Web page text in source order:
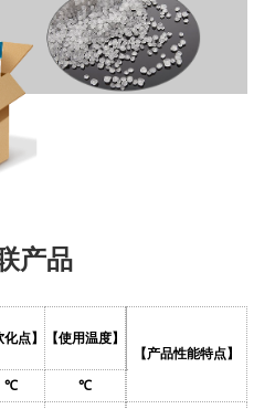
产品
化点】
【使用温度】
【产品性能特点】
℃ ℃